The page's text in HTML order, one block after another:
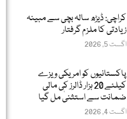
کراچی: ڈیڑھ سالہ بچی سے مبینہ
زیادتی کا ملزم گرفتار
اگست 5, 2026
پاکستانیوں کو امریکی ویزے
کیلئے 20 ہزار ڈالرز کی مالی
ضمانت سے استثنیٰ مل گیا
اگست 4, 2026